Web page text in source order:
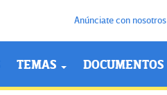
Anúnciate con nosotros
TEMAS DOCUMENTOS